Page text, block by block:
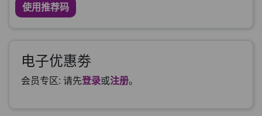
使用推荐码
电子优惠劵
会员专区: 请先登录或注册。